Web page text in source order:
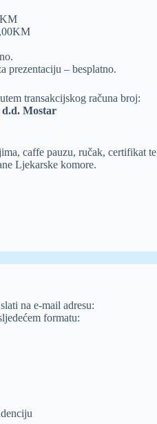
prezentaciju – besplatno.
transakcijskog računa broj:
Mostar
caffe pauzu, ručak, certifikat
Ljekarske komore.
na e-mail adresu:
formatu: